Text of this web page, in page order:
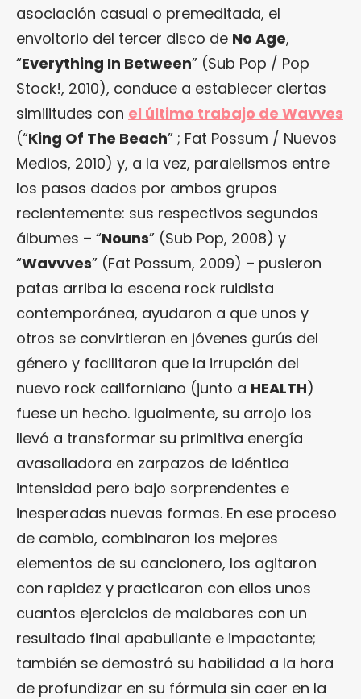
asociación casual o premeditada, el
envoltorio del tercer disco de No Age,
“Everything In Between” (Sub Pop / Pop
Stock!, 2010), conduce a establecer ciertas
similitudes con el último trabajo de Wavves
(“King Of The Beach” ; Fat Possum / Nuevos
Medios, 2010) y, a la vez, paralelismos entre
los pasos dados por ambos grupos
recientemente: sus respectivos segundos
álbumes – “Nouns” (Sub Pop, 2008) y
“Wavvves” (Fat Possum, 2009) – pusieron
patas arriba la escena rock ruidista
contemporánea, ayudaron a que unos y
otros se convirtieran en jóvenes gurús del
género y facilitaron que la irrupción del
nuevo rock californiano (junto a HEALTH)
fuese un hecho. Igualmente, su arrojo los
llevó a transformar su primitiva energía
avasalladora en zarpazos de idéntica
intensidad pero bajo sorprendentes e
inesperadas nuevas formas. En ese proceso
de cambio, combinaron los mejores
elementos de su cancionero, los agitaron
con rapidez y practicaron con ellos unos
cuantos ejercicios de malabares con un
resultado final apabullante e impactante;
también se demostró su habilidad a la hora
de profundizar en su fórmula sin caer en la